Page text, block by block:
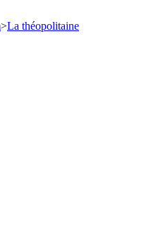
>La théopolitaine